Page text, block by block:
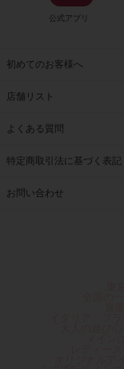
公式アプリ
初めてのお客様へ
店舗リスト
よくある質問
特定商取引法に基づく表記
お問い合わせ
オリジナル